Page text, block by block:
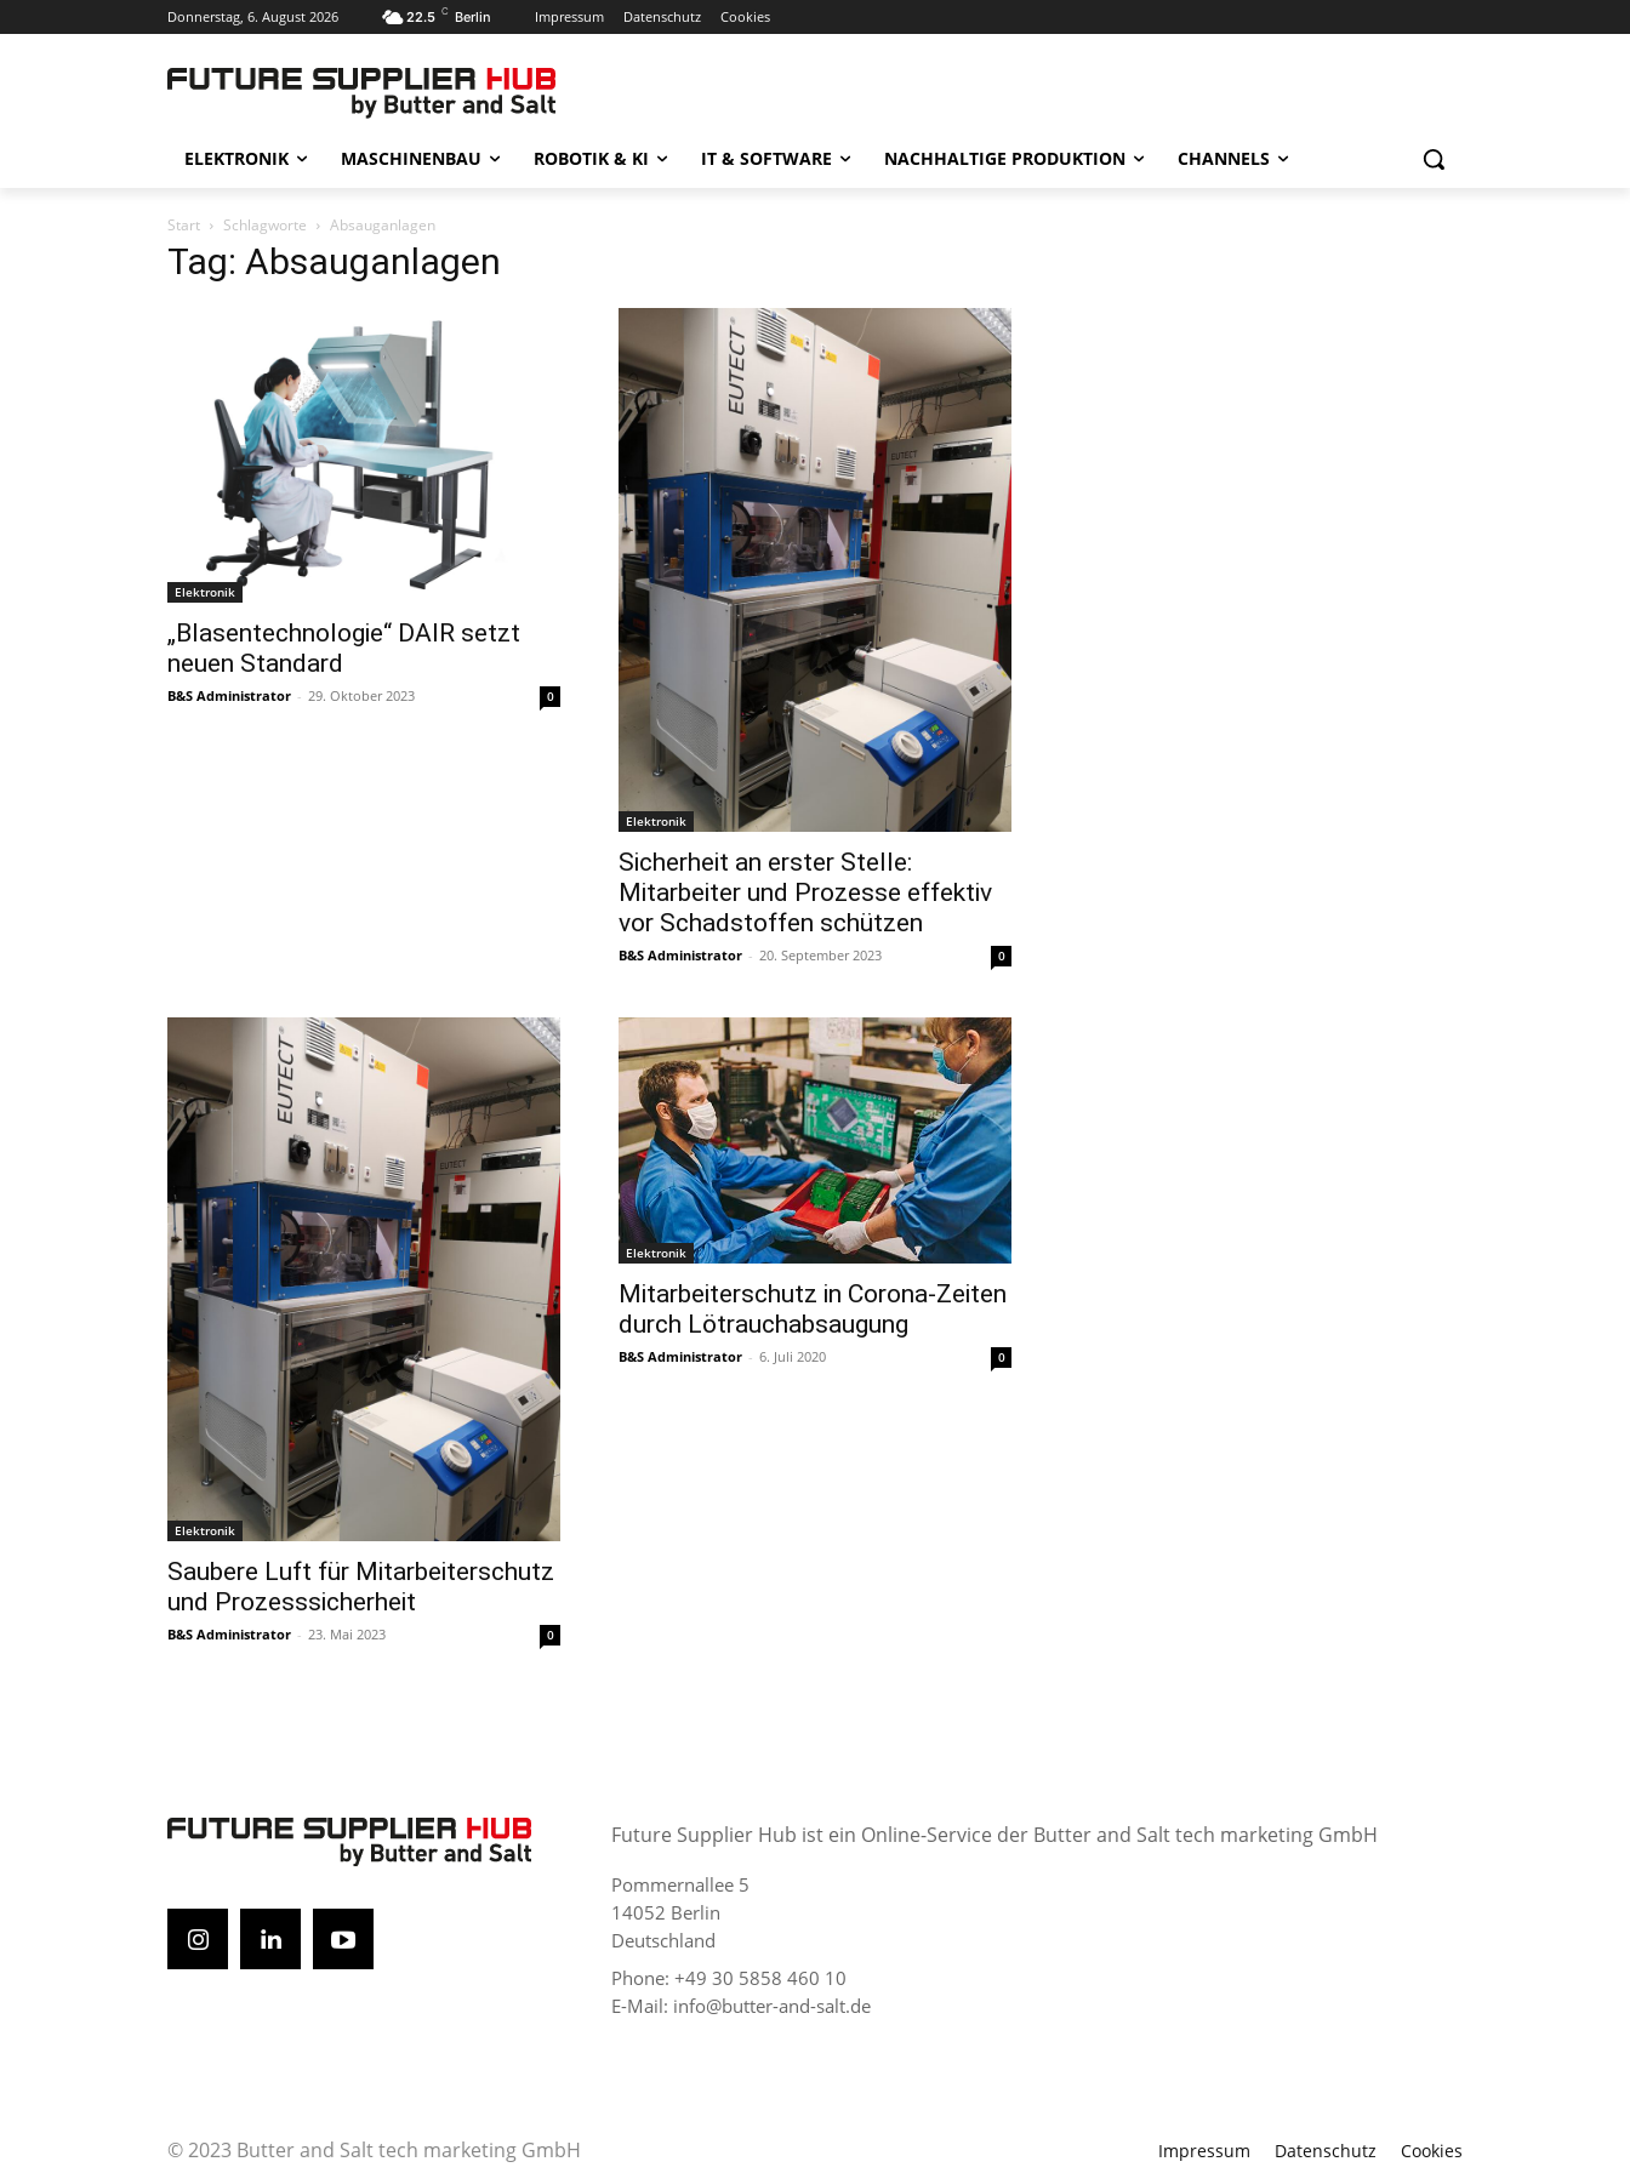
Donnerstag, 6. August 2026 22.5 C Berlin Impressum Datenschutz Cookies
ELEKTRONIK MASCHINENBAU ROBOTIK & KI IT & SOFTWARE NACHHALTIGE PRODUKTION CHANNELS
Start Schlagworte Absauganlagen
Tag: Absauganlagen
Elektronik
„Blasentechnologie“ DAIR setzt
neuen Standard
B&S Administrator - 29. Oktober 2023 0
Elektronik
Sicherheit an erster Stelle:
Mitarbeiter und Prozesse effektiv
vor Schadstoffen schützen
B&S Administrator - 20. September 2023 0
Elektronik
Saubere Luft für Mitarbeiterschutz
und Prozesssicherheit
B&S Administrator - 23. Mai 2023 0
Elektronik
Mitarbeiterschutz in Corona-Zeiten
durch Lötrauchabsaugung
B&S Administrator - 6. Juli 2020 0
Future Supplier Hub ist ein Online-Service der Butter and Salt tech marketing GmbH
Pommernallee 5
14052 Berlin
Deutschland
Phone: +49 30 5858 460 10
E-Mail: info@butter-and-salt.de
© 2023 Butter and Salt tech marketing GmbH Impressum Datenschutz Cookies